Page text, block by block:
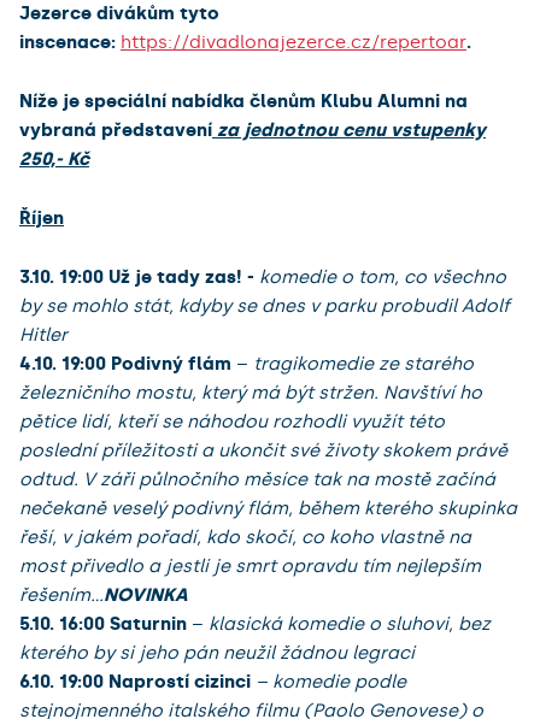
Jezerce divákům tyto
inscenace: https://divadlonajezerce.cz/repertoar.
Níže je speciální nabídka členům Klubu Alumni na
vybraná představení za jednotnou cenu vstupenky
250,- Kč
Říjen
3.10. 19:00 Už je tady zas! - komedie o tom, co všechno
by se mohlo stát, kdyby se dnes v parku probudil Adolf
Hitler
4.10. 19:00 Podivný flám – tragikomedie ze starého
železničního mostu, který má být stržen. Navštíví ho
pětice lidí, kteří se náhodou rozhodli využít této
poslední příležitosti a ukončit své životy skokem právě
odtud. V záři půlnočního měsíce tak na mostě začíná
nečekaně veselý podivný flám, během kterého skupinka
řeší, v jakém pořadí, kdo skočí, co koho vlastně na
most přivedlo a jestli je smrt opravdu tím nejlepším
řešením...NOVINKA
5.10. 16:00 Saturnin – klasická komedie o sluhovi, bez
kterého by si jeho pán neužil žádnou legraci
6.10. 19:00 Naprostí cizinci – komedie podle
stejnojmenného italského filmu (Paolo Genovese) o